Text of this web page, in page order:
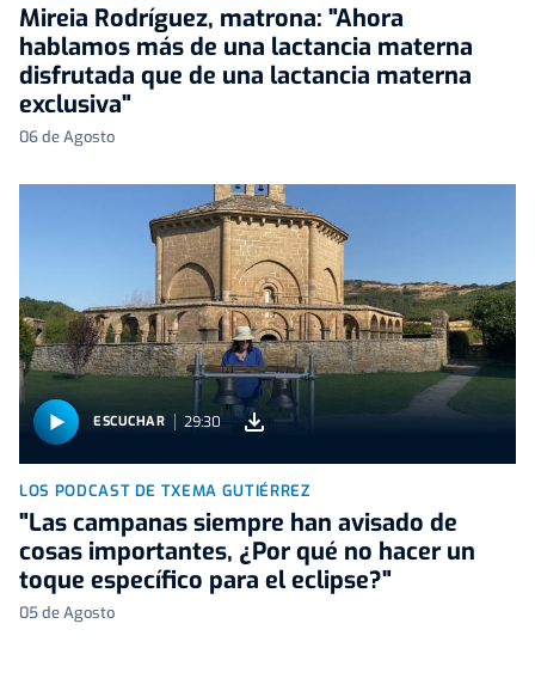
Mireia Rodríguez, matrona: "Ahora
hablamos más de una lactancia materna
disfrutada que de una lactancia materna
exclusiva"
06 de Agosto
ESCUCHAR 29:30
LOS PODCAST DE TXEMA GUTIÉRREZ
"Las campanas siempre han avisado de
cosas importantes, ¿Por qué no hacer un
toque específico para el eclipse?"
05 de Agosto